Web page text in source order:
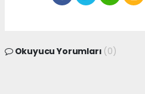
Okuyucu Yorumları (0)